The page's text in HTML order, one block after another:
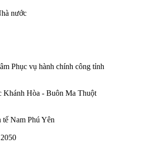
nước
Phục vụ hành chính công tỉnh
Hòa - Buôn Ma Thuột
Nam Phú Yên